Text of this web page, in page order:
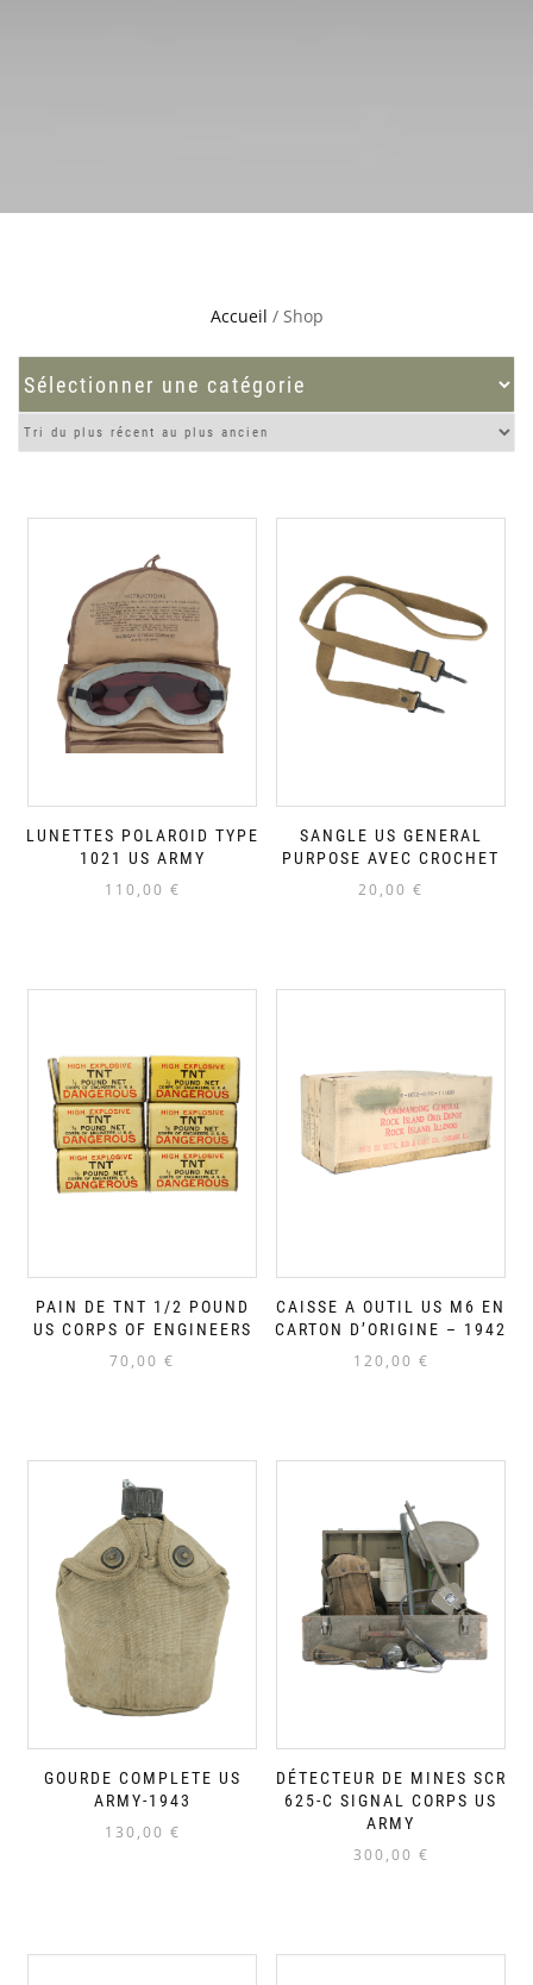
Accueil / Shop
LUNETTES POLAROID TYPE
1021 US ARMY
110,00 €
SANGLE US GENERAL
PURPOSE AVEC CROCHET
20,00 €
PAIN DE TNT 1/2 POUND
US CORPS OF ENGINEERS
70,00 €
CAISSE A OUTIL US M6 EN
CARTON D’ORIGINE – 1942
120,00 €
GOURDE COMPLETE US
ARMY-1943
130,00 €
DÉTECTEUR DE MINES SCR
625-C SIGNAL CORPS US
ARMY
300,00 €